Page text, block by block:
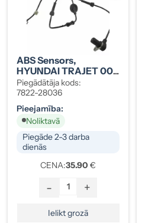
ABS Sensors,
HYUNDAI TRAJET 00-
Priekšā Labais
Piegādātāja kods:
7822-28036
Pieejamība:
Noliktavā
Piegāde 2-3 darba
dienās
CENA:35.90 €
- +
Ielikt grozā